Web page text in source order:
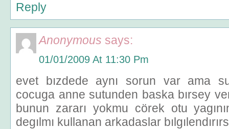
Reply
Anonymous says:
01/01/2009 At 11:30 Pm
evet bızdede aynı sorun var ama
cocuga anne sutunden baska bırsey
bunun zararı yokmu cörek otu
degılmı kullanan arkadaslar